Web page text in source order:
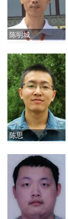
陈明城
陈思